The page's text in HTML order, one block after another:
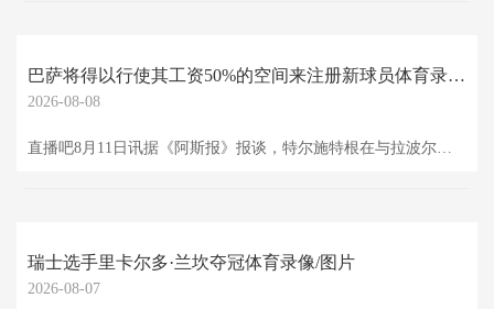
巴萨将得以行使其工资50%的空间来注册新球员体育录像/图片
2026-08-08
直播吧8月11日讯据《阿斯报》报谈，特尔施特根在与拉波尔塔进行了一次友好的会面后终了妥协，俱乐部暂止步骤拜访，球员还原队长职务。 特尔施特根在短短24小时资格了与俱乐部关连突破到妥协的经由，球员于当地本事昨日下昼发表声明，浅薄两边的发达场合，并暗示痛快签署医疗讲明授权书，西甲医疗委员会将细目他的伤缺本事。 若休战本事为四个月，巴萨将得以行使其工资50%的空间来注册新球员，若休战本事五个月或更长，注册空间则飞腾至80%，特尔施特根年薪约2200万欧（含宽限支付部分），由于巴萨未达1:1端正，当今
瑞士选手里卡尔多·兰坎夺冠体育录像/图片
2026-08-07